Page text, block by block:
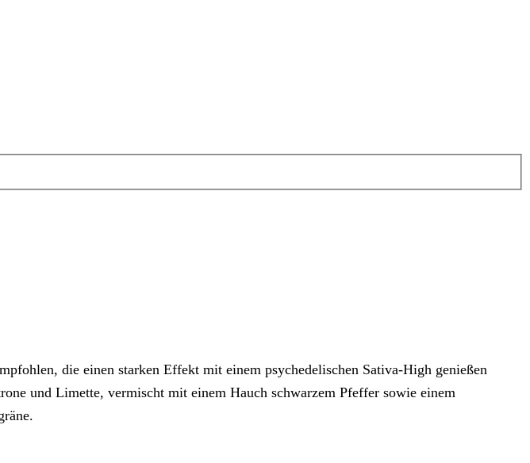
die einen starken Effekt mit einem psychedelischen Sativa-High genießen
und Limette, vermischt mit einem Hauch schwarzem Pfeffer sowie einem